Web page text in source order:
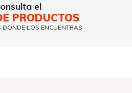
el
PRODUCTOS
DONDE LOS ENCUENTRAS